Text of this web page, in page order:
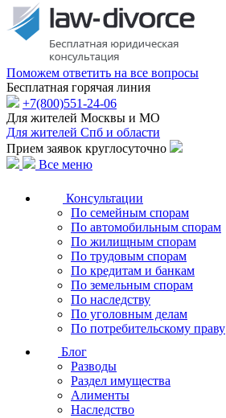
Поможем ответить на все вопросы
Бесплатная горячая линия
+7(800)551-24-06
Для жителей Москвы и МО
Для жителей Спб и области
Прием заявок круглосуточно
Все меню
Консультации
По семейным спорам
По автомобильным спорам
По жилищным спорам
По трудовым спорам
По кредитам и банкам
По земельным спорам
По наследству
По уголовным делам
По потребительскому праву
Блог
Разводы
Раздел имущества
Алименты
Наследство